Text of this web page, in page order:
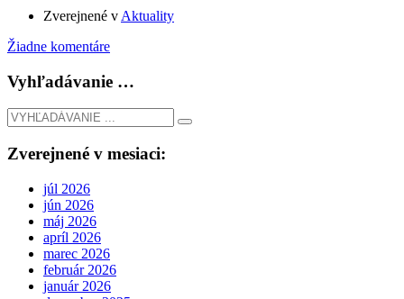
Zverejnené v Aktuality
Žiadne komentáre
Vyhľadávanie …
Zverejnené v mesiaci:
júl 2026
jún 2026
máj 2026
apríl 2026
marec 2026
február 2026
január 2026